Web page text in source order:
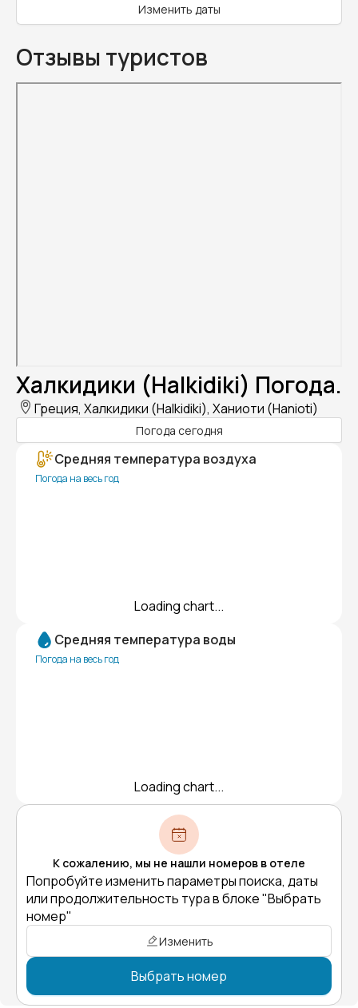
Изменить даты
Отзывы туристов
Халкидики (Halkidiki) Погода.
Греция, Халкидики (Halkidiki), Ханиоти (Hanioti)
Погода сегодня
Средняя температура воздуха
Погода на весь год
Loading chart...
Средняя температура воды
Погода на весь год
Loading chart...
К сожалению, мы не нашли номеров в отеле
Попробуйте изменить параметры поиска, даты
или продолжительность тура в блоке "Выбрать
номер"
Изменить
Выбрать номер